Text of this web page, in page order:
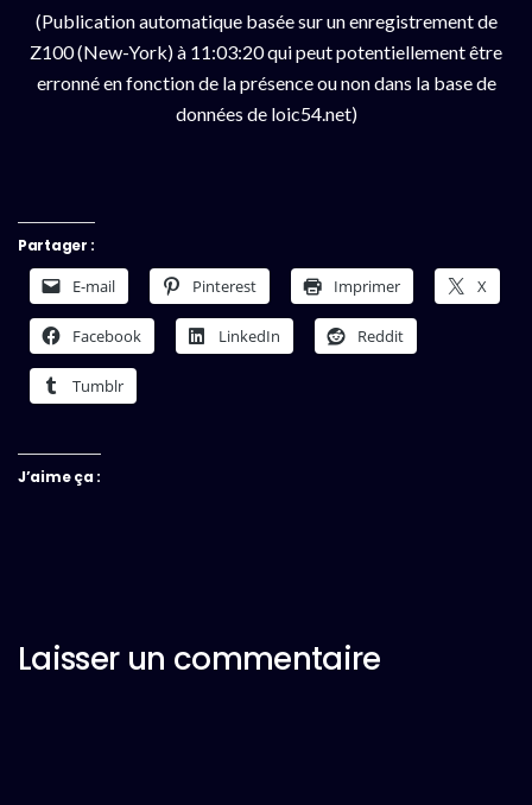
(Publication automatique basée sur un enregistrement de
Z100 (New-York) à 11:03:20 qui peut potentiellement être
erronné en fonction de la présence ou non dans la base de
données de loic54.net)
Partager :
E-mail Pinterest Imprimer X
Facebook LinkedIn Reddit
Tumblr
J’aime ça :
Laisser un commentaire